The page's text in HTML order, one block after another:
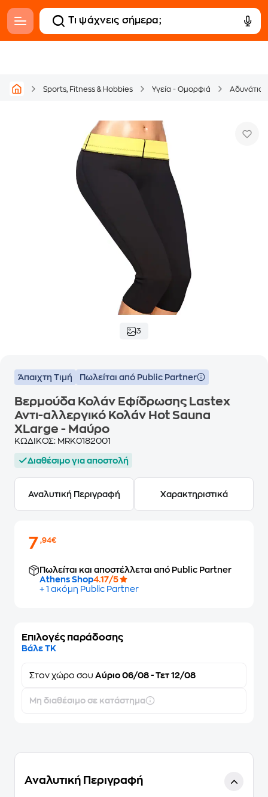
Sports, Fitness & Hobbies Υγεία - Ομορφιά
3
Άπαιχτη Τιμή Πωλείται από Public Partner
Βερμούδα Κολάν Εφίδρωσης Lastex
Αντι-αλλεργικό Κολάν Hot Sauna
XLarge - Μαύρο
ΚΩΔΙΚΟΣ: MRK0182001
Διαθέσιμο για αποστολή
Αναλυτική Περιγραφή Χαρακτηριστικά
7,94€
Πωλείται και αποστέλλεται από Public Partner
Athens Shop4.17/5
+ 1 ακόμη Public Partner
Επιλογές παράδοσης
Βάλε ΤΚ
Στον χώρο σου Αύριο 06/08 - Τετ 12/08
Μη διαθέσιμο σε κατάστημα
Αναλυτική Περιγραφή